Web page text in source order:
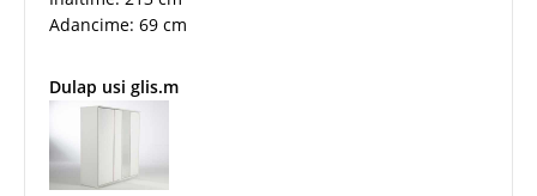
Adancime: 69 cm
Dulap usi glis.m